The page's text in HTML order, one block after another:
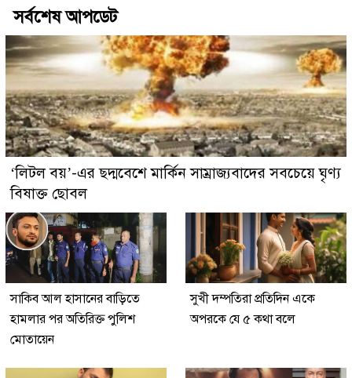
সর্বশেষ আপডেট
‘লিটল বয়’-এর ছদ্মবেশে মার্কিন সাম্রাজ্যবাদের সবচেয়ে ঘৃণ্য
বিষাক্ত ছোবল
সাকিব আল হাসানের বাড়িতে
হামলার পর অতিরিক্ত পুলিশ
মোতায়েন
সুখী দম্পতিরা প্রতিদিন একে
অপরকে যে ৫ কথা বলে